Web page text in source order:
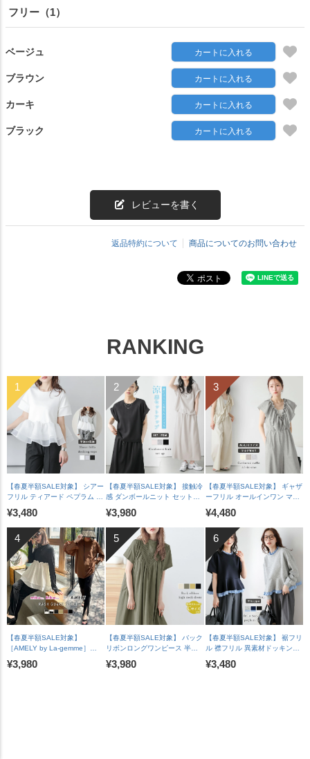
フリー（1）
ベージュ カートに入れる
ブラウン カートに入れる
カーキ カートに入れる
ブラック カートに入れる
レビューを書く
返品特約について 商品についてのお問い合わせ
RANKING
【春夏半額SALE対象】 シアー
フリル ティアード ペプラム ド
ッキングトップス 長袖 半袖 ス
カラップ オケージョン キレイ
め 上品 レディース おすすめ
おしゃれ フリーサイズ メール
便 2025春夏新作【lstpss25-
1241】【即納：1-5営業日】
【送料無料】メ込2
¥3,480
【春夏半額SALE対象】 接触冷
感 ダンボールニット セットア
ップ ロールアップ ラグランフ
レンチスリーブ 脇見え防止 A
ラインスカート バックスリッ
ト レディース おすすめ おしゃ
れ フリーサイズ 2025春夏新作
【lssess25-1392】【即納：1-
5営業日】【送料無料】宅込
¥3,980
【春夏半額SALE対象】 ギャザ
ーフリル オールインワン マル
チウェイ ワイドパンツ Vネッ
ク 華奢見え 脚長 体型カバー
裏地付き レディース おすすめ
おしゃれ 2026春夏新作
【lssrss26-2051】【即納&予
約：7月30日入荷予定順次発
送】【送料無料】メ込2
¥4,480
【春夏半額SALE対象】
［AMELY by La-gemme］
ROOMコラボ【人気インスタグ
ラマーとコラボ！】ラッシュガ
¥3,980
【春夏半額SALE対象】 バック
リボンロングワンピース 半袖
ゆったり 体型カバー カジュア
ル レディース ブラック メール
¥3,980
【春夏半額SALE対象】 裾フリ
ル 襟フリル 異素材ドッキング
ペプラム トップス 長袖 ドロッ
プショルダー 体型カバー フェ
¥3,480